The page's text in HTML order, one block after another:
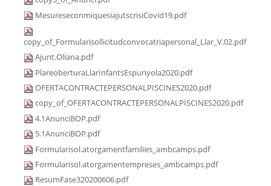
MesureseconmiquesiajutscrisiCovid19.pdf
copy_of_Formularisollicitudconvocatriapersonal_Llar_V.02.pdf
Ajunt.Oliana.pdf
PlareoberturaLlarInfantsEspunyola2020.pdf
OFERTACONTRACTEPERSONALPISCINES2020.pdf
copy_of_OFERTACONTRACTEPERSONALPISCINES2020.pdf
4.1AnunciBOP.pdf
5.1AnunciBOP.pdf
Formularisol.atorgamentfamilies_ambcamps.pdf
Formularisol.atorgamentempreses_ambcamps.pdf
ResumFase320200606.pdf